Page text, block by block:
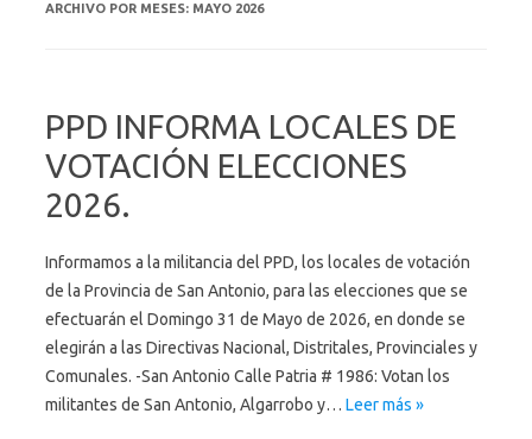
ARCHIVO POR MESES: MAYO 2026
PPD INFORMA LOCALES DE
VOTACIÓN ELECCIONES
2026.
Informamos a la militancia del PPD, los locales de votación
de la Provincia de San Antonio, para las elecciones que se
efectuarán el Domingo 31 de Mayo de 2026, en donde se
elegirán a las Directivas Nacional, Distritales, Provinciales y
Comunales. -San Antonio Calle Patria # 1986: Votan los
militantes de San Antonio, Algarrobo y… Leer más »